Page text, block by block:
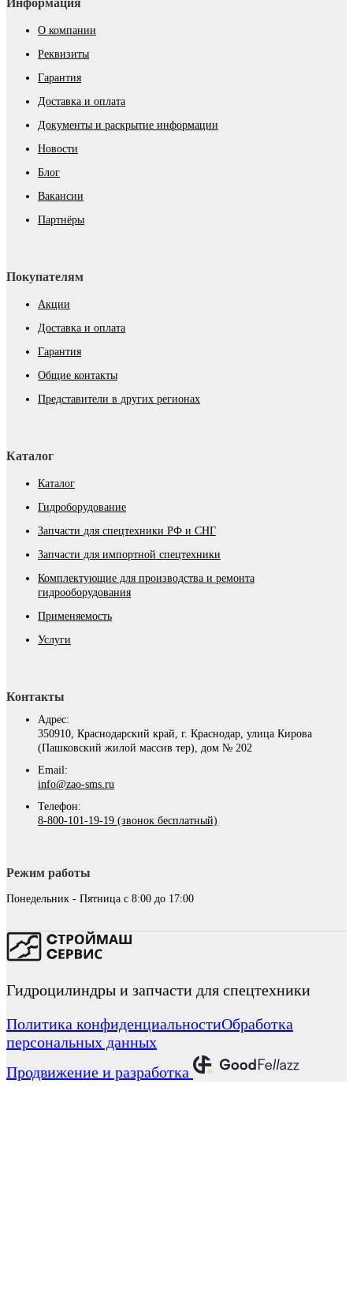
Информация
О компании
Реквизиты
Гарантия
Доставка и оплата
Документы и раскрытие информации
Новости
Блог
Вакансии
Партнёры
Покупателям
Акции
Доставка и оплата
Гарантия
Общие контакты
Представители в других регионах
Каталог
Каталог
Гидроборудование
Запчасти для спецтехники РФ и СНГ
Запчасти для импортной спецтехники
Комплектующие для производства и ремонта
гидрооборудования
Применяемость
Услуги
Контакты
Адрес:
350910, Краснодарский край, г. Краснодар, улица Кирова
(Пашковский жилой массив тер), дом № 202
Email:
info@zao-sms.ru
Телефон:
8-800-101-19-19 (звонок бесплатный)
Режим работы
Понедельник - Пятница с 8:00 до 17:00
Гидроцилиндры и запчасти для спецтехники
Политика конфиденциальностиОбработка
персональных данных
Продвижение и разработка